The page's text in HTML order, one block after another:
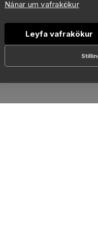
Nánar um vafrakökur
Leyfa vafrakökur